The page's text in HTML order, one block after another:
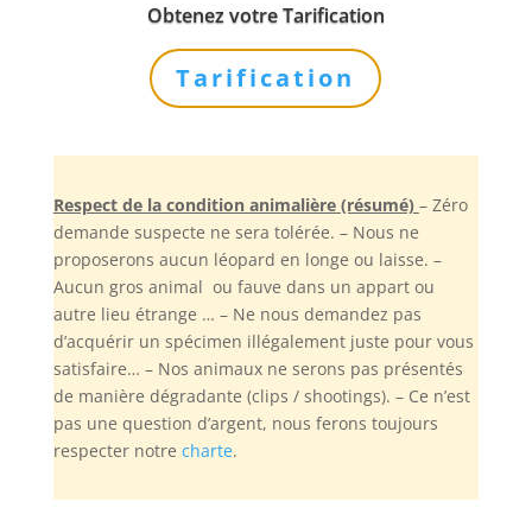
Obtenez votre Tarification
Tarification
Respect de la condition animalière (résumé) – Zéro
demande suspecte ne sera tolérée. – Nous ne
proposerons aucun léopard en longe ou laisse. –
Aucun gros animal ou fauve dans un appart ou
autre lieu étrange … – Ne nous demandez pas
d’acquérir un spécimen illégalement juste pour vous
satisfaire… – Nos animaux ne serons pas présentés
de manière dégradante (clips / shootings). – Ce n’est
pas une question d’argent, nous ferons toujours
respecter notre charte.